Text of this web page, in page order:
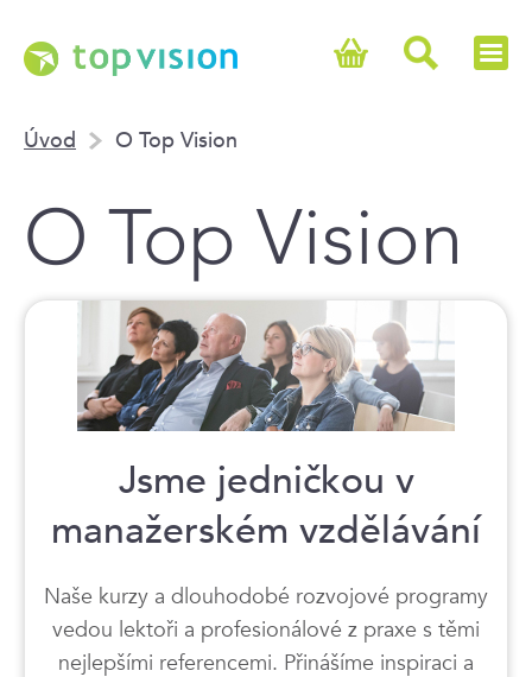
Úvod O Top Vision
O Top Vision
Jsme jedničkou v
manažerském vzdělávání
Naše kurzy a dlouhodobé rozvojové programy
vedou lektoři a profesionálové z praxe s těmi
nejlepšími referencemi. Přinášíme inspiraci a